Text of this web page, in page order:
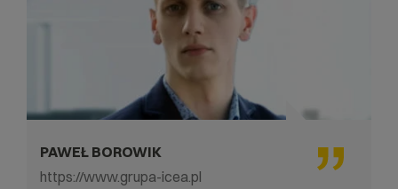
PAWEŁ BOROWIK
https://www.grupa-icea.pl